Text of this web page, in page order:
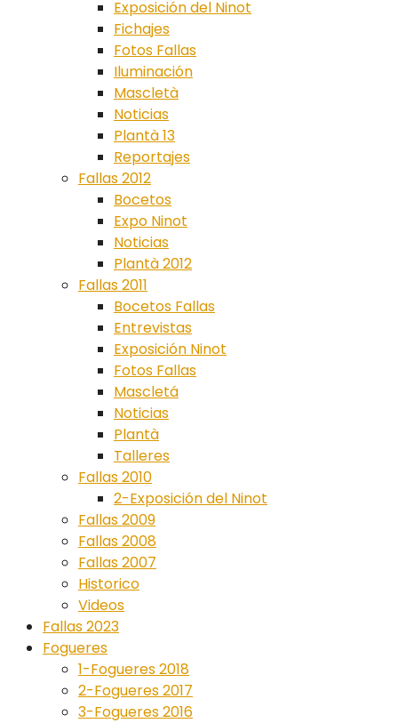
Exposición del Ninot
Fichajes
Fotos Fallas
Iluminación
Mascletà
Noticias
Plantà 13
Reportajes
Fallas 2012
Bocetos
Expo Ninot
Noticias
Plantà 2012
Fallas 2011
Bocetos Fallas
Entrevistas
Exposición Ninot
Fotos Fallas
Mascletá
Noticias
Plantà
Talleres
Fallas 2010
2-Exposición del Ninot
Fallas 2009
Fallas 2008
Fallas 2007
Historico
Videos
Fallas 2023
Fogueres
1-Fogueres 2018
2-Fogueres 2017
3-Fogueres 2016